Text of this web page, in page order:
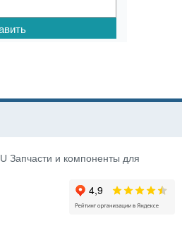
Запчасти и компоненты для